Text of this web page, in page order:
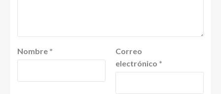
Nombre *
Correo
electrónico *